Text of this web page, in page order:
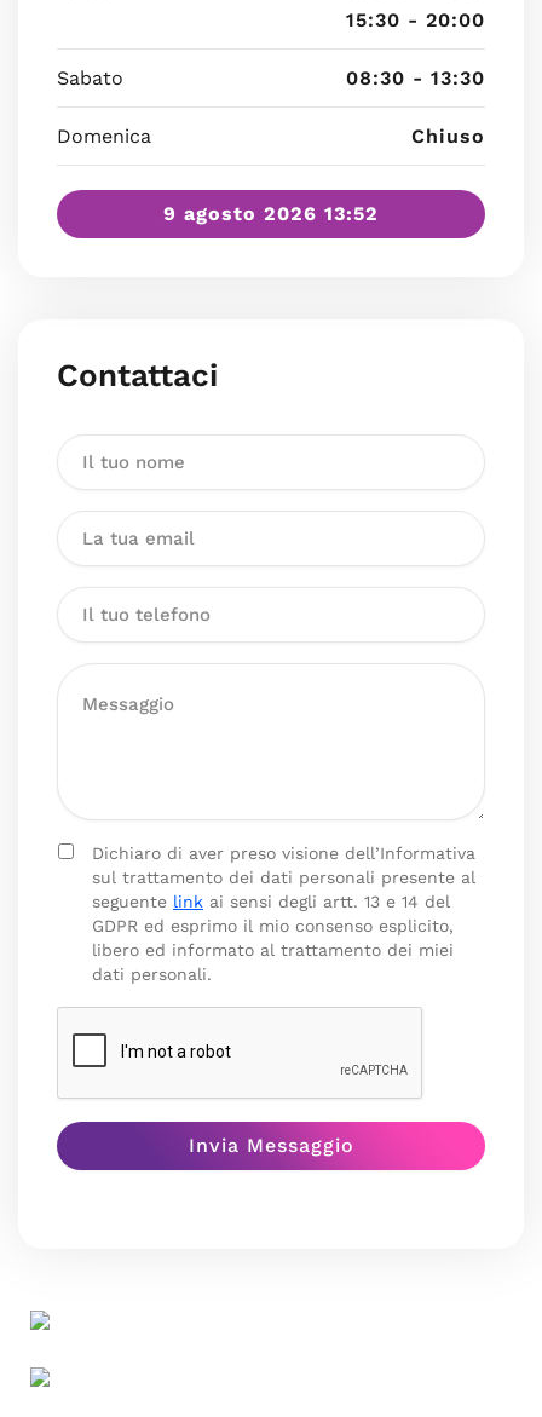
15:30 - 20:00
Sabato 08:30 - 13:30
Domenica Chiuso
9 agosto 2026 13:52
Contattaci
Dichiaro di aver preso visione dell’Informativa
sul trattamento dei dati personali presente al
seguente link ai sensi degli artt. 13 e 14 del
GDPR ed esprimo il mio consenso esplicito,
libero ed informato al trattamento dei miei
dati personali.